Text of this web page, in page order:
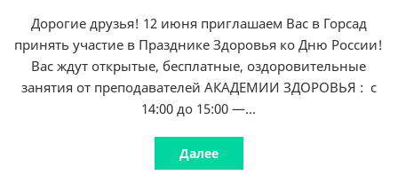
Дорогие друзья! 12 июня приглашаем Вас в Горсад
принять участие в Празднике Здоровья ко Дню России!
Вас ждут открытые, бесплатные, оздоровительные
занятия от преподавателей АКАДЕМИИ ЗДОРОВЬЯ : с
14:00 до 15:00 —...
Далее